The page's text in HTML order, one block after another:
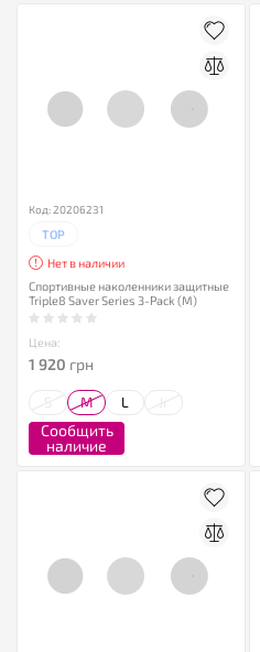
Код: 20206231
TOP
Нет в наличии
Спортивные наколенники защитные
Triple8 Saver Series 3-Pack (M)
Цена:
1 920 грн
M L
Сообщить
наличие